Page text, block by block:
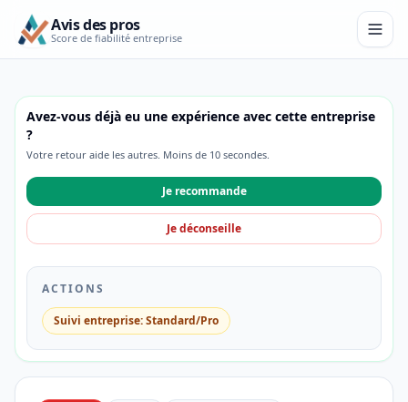
Avis des pros
Score de fiabilité entreprise
Avez-vous déjà eu une expérience avec cette entreprise
?
Votre retour aide les autres. Moins de 10 secondes.
Je recommande
Je déconseille
ACTIONS
Suivi entreprise: Standard/Pro